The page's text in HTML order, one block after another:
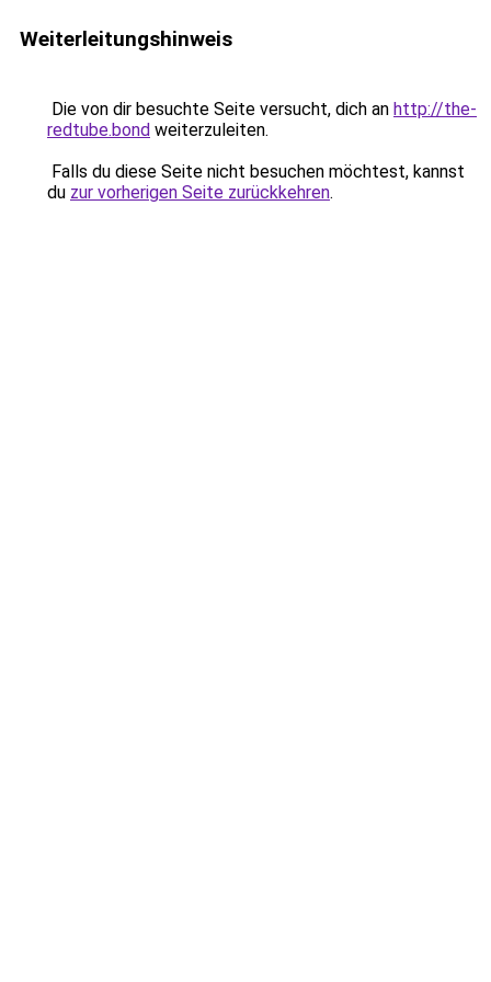
Weiterleitungshinweis
Die von dir besuchte Seite versucht, dich an http://the-
redtube.bond weiterzuleiten.
Falls du diese Seite nicht besuchen möchtest, kannst
du zur vorherigen Seite zurückkehren.